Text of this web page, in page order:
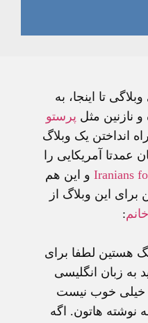
تا اينجا، به
نازنين مثل پرستو
انداختن يک وبلاگ
عمدتا آمريکايی را
Iranians و اين هم
برای اين وبلاگ از
:
هستين لطفا برای
به زبان انگليسی
خيلی خوب نيست
نوشته هاتون. اگه